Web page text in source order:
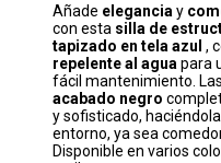
Añade eleganciay
con esta silla de
tapizado en tela azul ,
repelente al aguapara
fácil mantenimiento. Las
acabado negro
y sofisticado,
entorno, ya sea
Disponible en varios